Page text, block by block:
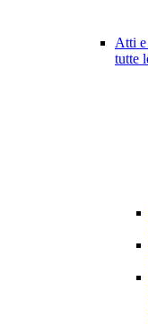
Atti e
tutte